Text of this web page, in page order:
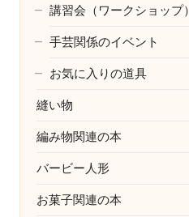
講習会（ワークショップ）
手芸関係のイベント
お気に入りの道具
縫い物
編み物関連の本
バービー人形
お菓子関連の本